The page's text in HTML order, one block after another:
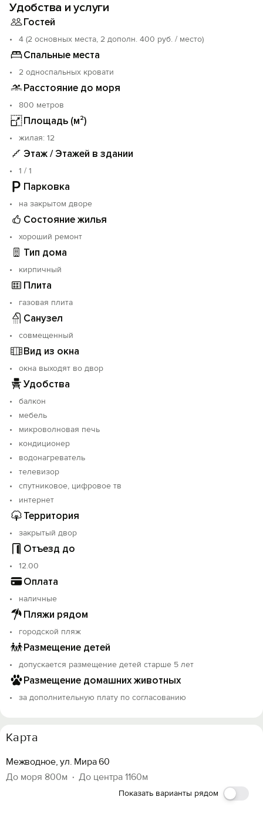
У вас есть возможность погрузиться на дно моря с
аквалангом, покататься на яхте, порыбачить,
полетать на дельтаплане, лечебные грязи в
неограниченном количестве,
лиманы с водами равноценными Мертвому морю.
Межводное - посёлок идеально подходящий для
отдыха с детьми.
В городе много аттракционов для взрослых и детей,
баров и ресторанов на любой вкус.
Есть рынок с богатыми дарами Крыма и Черного
Сильно развита инфраструктура по организации
путешествий и экскурсий.
Удобства и услуги
Гостей
4 (2 основных места, 2 дополн. 400 руб. / место)
Спальные места
2 односпальных кровати
Расстояние до моря
800 метров
Площадь (м²)
жилая: 12
Этаж / Этажей в здании
1 / 1
Парковка
на закрытом дворе
Состояние жилья
хороший ремонт
Тип дома
кирпичный
Плита
газовая плита
Санузел
совмещенный
Вид из окна
окна выходят во двор
Удобства
балкон
мебель
микроволновая печь
кондиционер
водонагреватель
телевизор
спутниковое, цифровое тв
интернет
Территория
закрытый двор
Отъезд до
12.00
Оплата
наличные
Пляжи рядом
городской пляж
Размещение детей
допускается размещение детей старше 5 лет
Размещение домашних животных
за дополнительную плату по согласованию
Карта
Межводное, ул. Мира 60
До моря 800м
До центра 1160м
Показать варианты рядом